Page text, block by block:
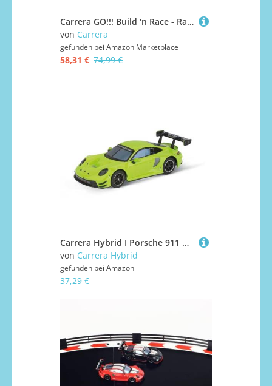
Carrera GO!!! Build 'n Race - Racing Set 6.2 Rennbahn-Set I Rennbahnen und lizensierte Slotcars | bis zu 2 Spieler | Für Jungs und Mädchen ab 6 Jahren & Erwachsene
von Carrera
gefunden bei Amazon Marketplace
58,31 € 74,99 €
Carrera Hybrid I Porsche 911 GT3 R Greeno I Maßstab 1:50 I Front- und Rücklichter I Bis zu 30 Minuten Rennaction I USB-C-Aufladung in 20 Minuten I Mobile App-Steuerung für maximales Fahrvergnügen
von Carrera Hybrid
gefunden bei Amazon
37,29 €